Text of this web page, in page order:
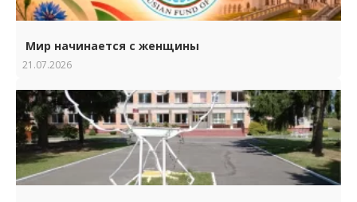
Мир начинается с женщины
21.07.2026